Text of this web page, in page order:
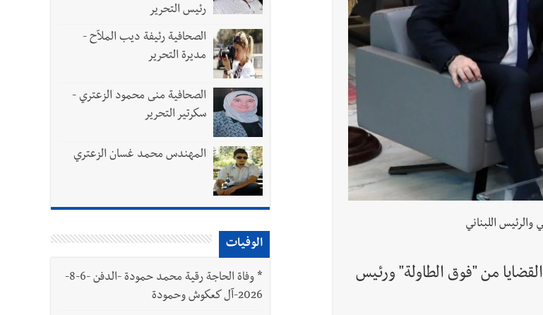
أثناء عملهم في عيتا الجبل
ميشال معلولي
إسرائيلي معادٍ لجرافة للجيش في بلدة المنصوري - صور
خلال عملها في المنصوري ومعلومات أولية عن اصابة أحد العسكريين
رجل الاعمال الاماراتي خلف الحبتور : 112 شهيداً شُيّعوا في ‫غزة‬ بعد أن بقوا تحت الأنقاض منذ عام 2023: أيُعقل أن يبقى الشعب الفلسطيني يعيش كل هذا الألم؟ وإلى متى
والرئيس اللبناني
من "فوق الطاولة" ورئيس
رئيس التحرير
الصحافية رئيفة ديب الملاّح -
مديرة التحرير
الصحافية منى محمود الزعتري -
سكرتير التحرير
المهندس محمد غسان الزعتري
الوفيات
*
وفاة الحاجة رقية محمد حمودة -الدفن -6-8-
2026-آل كعكوش وحمودة